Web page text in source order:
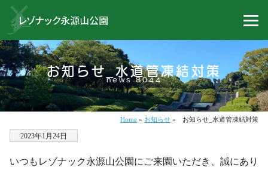
お知らせ_水道管凍結対策
news 8044
Home » お知らせ » お知らせ_水道管凍結対策
2023年1月24日
いつもレゾナック永源山公園にご来園いただき、誠にあり